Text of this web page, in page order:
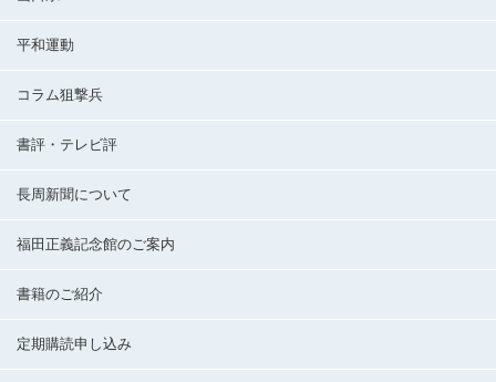
平和運動
コラム狙撃兵
書評・テレビ評
長周新聞について
福田正義記念館のご案内
書籍のご紹介
定期購読申し込み